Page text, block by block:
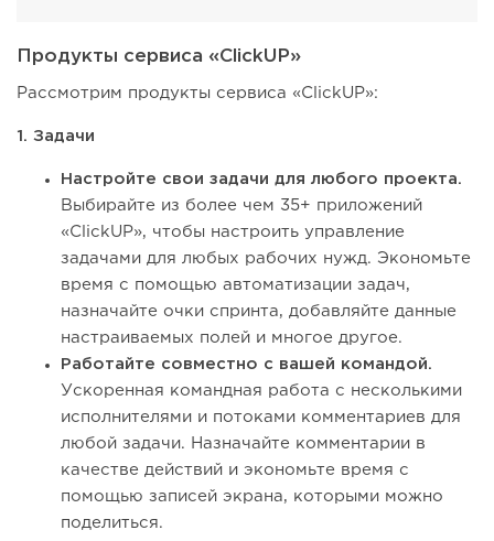
Продукты сервиса «ClickUP»
Рассмотрим продукты сервиса «ClickUP»:
1. Задачи
Настройте свои задачи для любого проекта.
Выбирайте из более чем 35+ приложений
«ClickUP», чтобы настроить управление
задачами для любых рабочих нужд. Экономьте
время с помощью автоматизации задач,
назначайте очки спринта, добавляйте данные
настраиваемых полей и многое другое.
Работайте совместно с вашей командой.
Ускоренная командная работа с несколькими
исполнителями и потоками комментариев для
любой задачи. Назначайте комментарии в
качестве действий и экономьте время с
помощью записей экрана, которыми можно
поделиться.